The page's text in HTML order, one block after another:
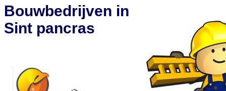
Bouwbedrijven in
Sint pancras